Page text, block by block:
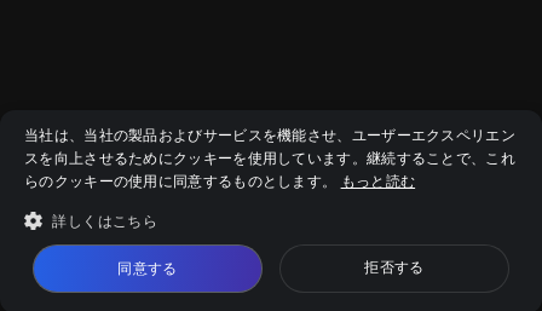
当社は、当社の製品およびサービスを機能させ、ユーザーエクスペリエン
スを向上させるためにクッキーを使用しています。継続することで、これ
らのクッキーの使用に同意するものとします。
もっと読む
詳しくはこちら
同意する 拒否する